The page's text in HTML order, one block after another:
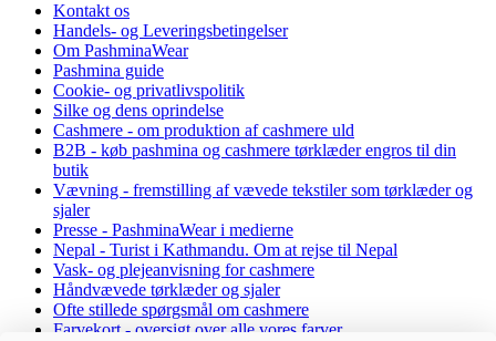
Kontakt os
Handels- og Leveringsbetingelser
Om PashminaWear
Pashmina guide
Cookie- og privatlivspolitik
Silke og dens oprindelse
Cashmere - om produktion af cashmere uld
B2B - køb pashmina og cashmere tørklæder engros til din
butik
Vævning - fremstilling af vævede tekstiler som tørklæder og
sjaler
Presse - PashminaWear i medierne
Nepal - Turist i Kathmandu. Om at rejse til Nepal
Vask- og plejeanvisning for cashmere
Håndvævede tørklæder og sjaler
Ofte stillede spørgsmål om cashmere
Farvekort - oversigt over alle vores farver